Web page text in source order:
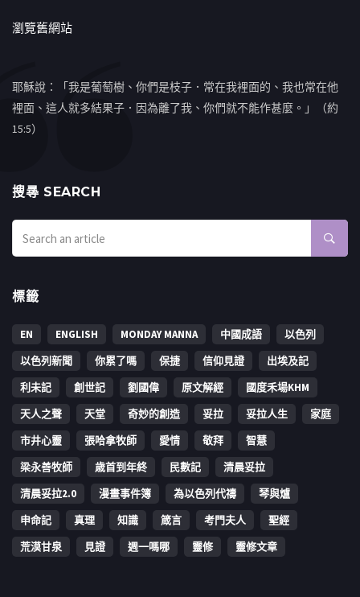
瀏覽舊網站
耶穌說：「我是葡萄樹、你們是枝子．常在我裡面的、我也常在他
裡面、這人就多結果子．因為離了我、你們就不能作甚麼。」（約
15:5）
搜㝷 SEARCH
標籤
EN ENGLISH MONDAY MANNA 中國成語
以色列
以色列新聞
你累了嗎 保捷 信仰見證
出埃及記
利未記
創世記 劉國偉 原文解經
國度禾場KHM
天人之聲
天堂 奇妙的創造 妥拉 妥拉人生
家庭
市井心靈
張哈拿牧師 愛情 敬拜
智慧
梁永善牧師
歳首到年終 民數記
清晨妥拉
清晨妥拉2.0
漫畫事件簿 為以色列代禱
琴與爐
申命記
真理 知識 箴言 考門夫人
聖經
荒漠甘泉
見證 週一嗎哪 靈修 靈修文章